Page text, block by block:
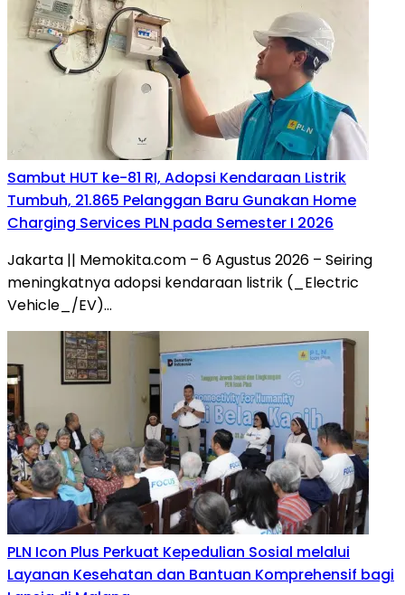
Sambut HUT ke-81 RI, Adopsi Kendaraan Listrik
Tumbuh, 21.865 Pelanggan Baru Gunakan Home
Charging Services PLN pada Semester I 2026
Jakarta || Memokita.com – 6 Agustus 2026 – Seiring
meningkatnya adopsi kendaraan listrik (_Electric
Vehicle_/EV)…
PLN Icon Plus Perkuat Kepedulian Sosial melalui
Layanan Kesehatan dan Bantuan Komprehensif bagi